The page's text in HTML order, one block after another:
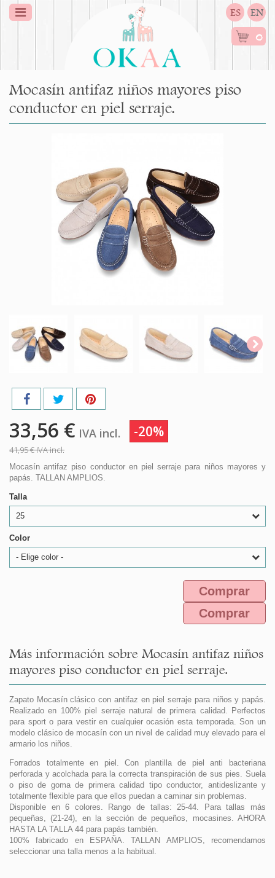
ES EN
0
Mocasín antifaz niños mayores piso
conductor en piel serraje.
33,56 € IVA incl. -20%
41,95 €IVA incl.
Mocasín antifaz piso conductor en piel serraje para niños mayores y
papás. TALLAN AMPLIOS.
Talla
25
Color
- Elige color -
Comprar
Comprar
Más información sobre Mocasín antifaz niños
mayores piso conductor en piel serraje.
Zapato Mocasín clásico con antifaz en piel serraje para niños y papás.
Realizado en 100% piel serraje natural de primera calidad. Perfectos
para sport o para vestir en cualquier ocasión esta temporada. Son un
modelo clásico de mocasín con un nivel de calidad muy elevado para el
armario los niños.
Forrados totalmente en piel. Con plantilla de piel anti bacteriana
perforada y acolchada para la correcta transpiración de sus pies. Suela
o piso de goma de primera calidad tipo conductor, antideslizante y
totalmente flexible para que ellos puedan a caminar sin problemas.
Disponible en 6 colores. Rango de tallas: 25-44. Para tallas más
pequeñas, (21-24), en la sección de pequeños, mocasines. AHORA
HASTA LA TALLA 44 para papás también.
100% fabricado en ESPAÑA. TALLAN AMPLIOS, recomendamos
seleccionar una talla menos a la habitual.